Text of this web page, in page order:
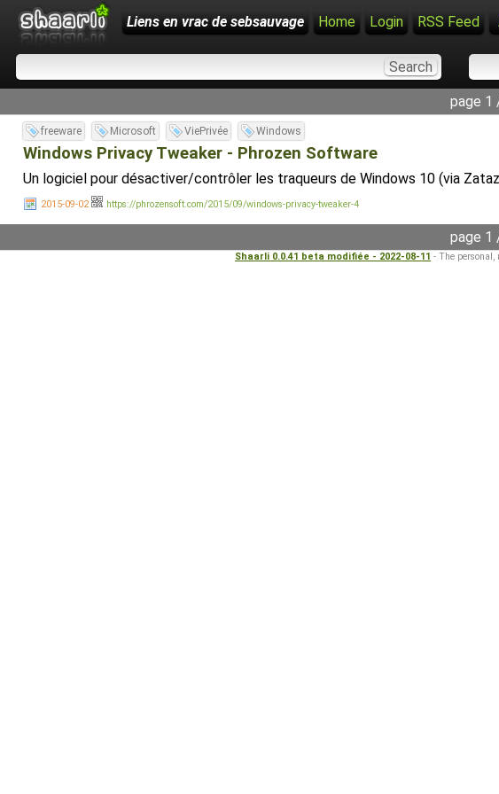
Liens en vrac de sebsauvage Home Login RSS Feed
page 1
freeware Microsoft ViePrivée Windows
Windows Privacy Tweaker - Phrozen Software
Un logiciel pour désactiver/contrôler les traqueurs de Windows 10 (via
2015-09-02 https://phrozensoft.com/2015/09/windows-privacy-tweaker-4
page 1
Shaarli 0.0.41 beta modifiée - 2022-08-11 - The personal,